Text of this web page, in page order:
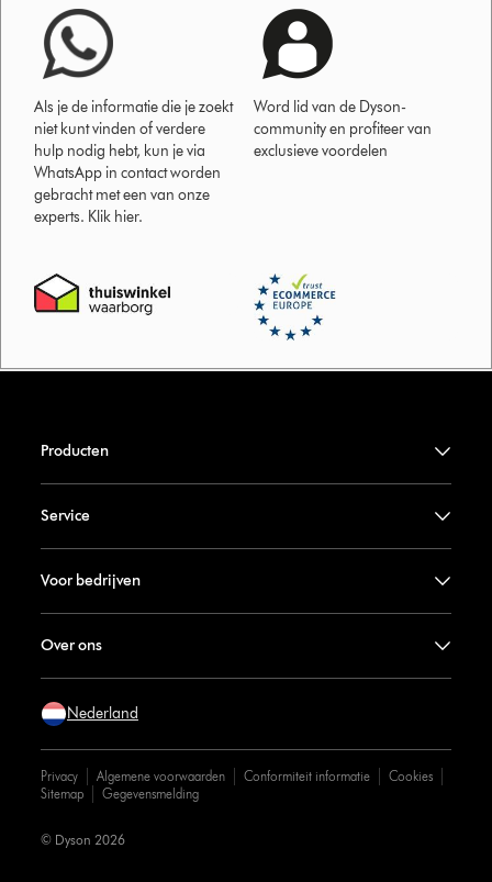
Als je de informatie die je zoekt
niet kunt vinden of verdere
hulp nodig hebt, kun je via
WhatsApp in contact worden
gebracht met een van onze
experts. Klik hier.
Word lid van de Dyson-
community en profiteer van
exclusieve voordelen
Producten
Service
Voor bedrijven
Over ons
Nederland
Privacy Algemene voorwaarden Conformiteit informatie
Cookies
Sitemap
Gegevensmelding
© Dyson 2026